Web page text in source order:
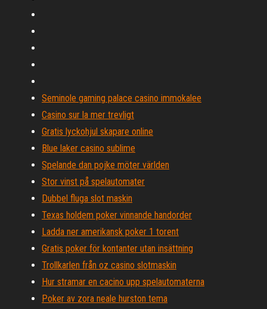
Seminole gaming palace casino immokalee
Casino sur la mer trevligt
Gratis lyckohjul skapare online
Blue laker casino sublime
Spelande dan pojke möter världen
Stor vinst på spelautomater
Dubbel fluga slot maskin
Texas holdem poker vinnande handorder
Ladda ner amerikansk poker 1 torent
Gratis poker för kontanter utan insättning
Trollkarlen från oz casino slotmaskin
Hur stramar en cacino upp spelautomaterna
Poker av zora neale hurston tema